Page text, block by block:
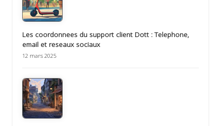
Les coordonnees du support client Dott : Telephone,
email et reseaux sociaux
12 mars 2025